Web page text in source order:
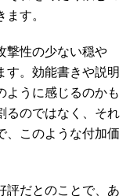
す。
撃性の少ない穏や
す。効能書きや説明
ように感じるのかも
るのではなく、それ
、このような付加価
評だとのことで、あ